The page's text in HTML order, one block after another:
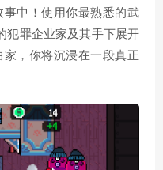
中！使用你最熟悉的武
罪企业家及其手下展开
，你将沉浸在一段真正